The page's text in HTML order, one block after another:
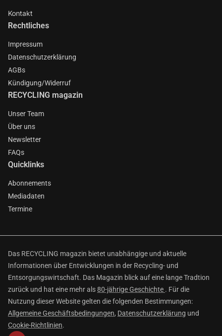
Kontakt
Rechtliches
Impressum
Datenschutzerklärung
AGBs
Kündigung/Widerruf
RECYCLING magazin
Unser Team
Über uns
Newsletter
FAQs
Quicklinks
Abonnements
Mediadaten
Termine
Das RECYCLING magazin bietet unabhängige und aktuelle
Informationen über Entwicklungen in der Recycling- und
Entsorgungswirtschaft. Das Magazin blick auf eine lange Tradtion
zurück und hat eine mehr als80-jährige Geschichte . Für die
Nutzung dieser Website gelten die folgenden Bestimmungen:
Allgemeine Geschäftsbedingungen, Datenschutzerklärung und
Cookie-Richtlinien.